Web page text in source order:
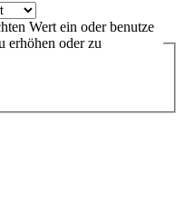
Wert ein oder benutze
erhöhen oder zu